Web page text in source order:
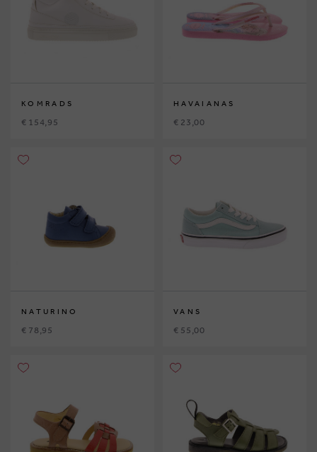
KOMRADS
€ 154,95
HAVAIANAS
€ 23,00
NATURINO
€ 78,95
VANS
€ 55,00